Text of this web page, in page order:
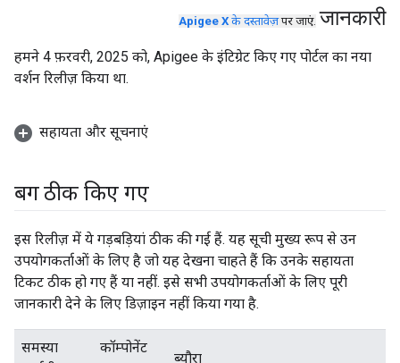
Apigee X के दस्तावेज़पर जाएं. जानकारी
हमने 4 फ़रवरी, 2025 को, Apigee के इंटिग्रेट किए गए पोर्टल का नया
वर्शन रिलीज़ किया था.
सहायता और सूचनाएं
बग ठीक किए गए
इस रिलीज़ में ये गड़बड़ियां ठीक की गई हैं. यह सूची मुख्य रूप से उन
उपयोगकर्ताओं के लिए है जो यह देखना चाहते हैं कि उनके सहायता
टिकट ठीक हो गए हैं या नहीं. इसे सभी उपयोगकर्ताओं के लिए पूरी
जानकारी देने के लिए डिज़ाइन नहीं किया गया है.
समस्या
कॉम्पोनेंट
ब्यौरा